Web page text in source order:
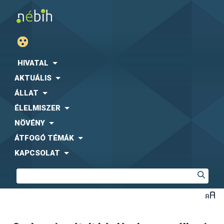
HIVATAL
AKTUÁLIS
ÁLLAT
ÉLELMISZER
NÖVÉNY
ÁTFOGÓ TÉMÁK
KAPCSOLAT